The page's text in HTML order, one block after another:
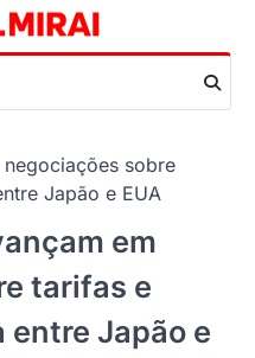
sobre
Japão e EUA
em
tarifas e
entre Japão e